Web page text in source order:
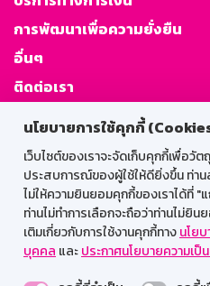
นโยบายการใช้คุกกี้
เว็บไซต์ของเราจะจัดเก็บคุกกี้เพื่อวั
ประสบการณ์ของผู้ใช้ให้ดียิ่งขึ้น ท่า
ไม่ให้ความยินยอมคุกกี้ของเราได้ที่ "
ท่านไม่ทำการเลือกจะถือว่าท่านไม่ยิ
เติมเกี่ยวกับการใช้งานคุกกี้ทางนโย
บุคคล และประกาศนโยบายความเ
การพัฒนาเพื่อความยั่งยืน
อื่นๆ
ติดต่อเรา
GSB
สำหรับพ
Web HR
GSB
เข้าสู่ระบ